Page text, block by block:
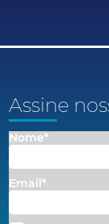
Assine
Nome*
Email*